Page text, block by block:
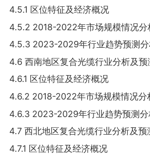
4.5.1 区位特征及经济概况
4.5.2 2018-2022年市场规模情况分
4.5.3 2023-2029年行业趋势预测
4.6 西南地区复合光缆行业分析及预
4.6.1 区位特征及经济概况
4.6.2 2018-2022年市场规模情况分
4.6.3 2023-2029年行业趋势预测
4.7 西北地区复合光缆行业分析及预
4.7.1 区位特征及经济概况